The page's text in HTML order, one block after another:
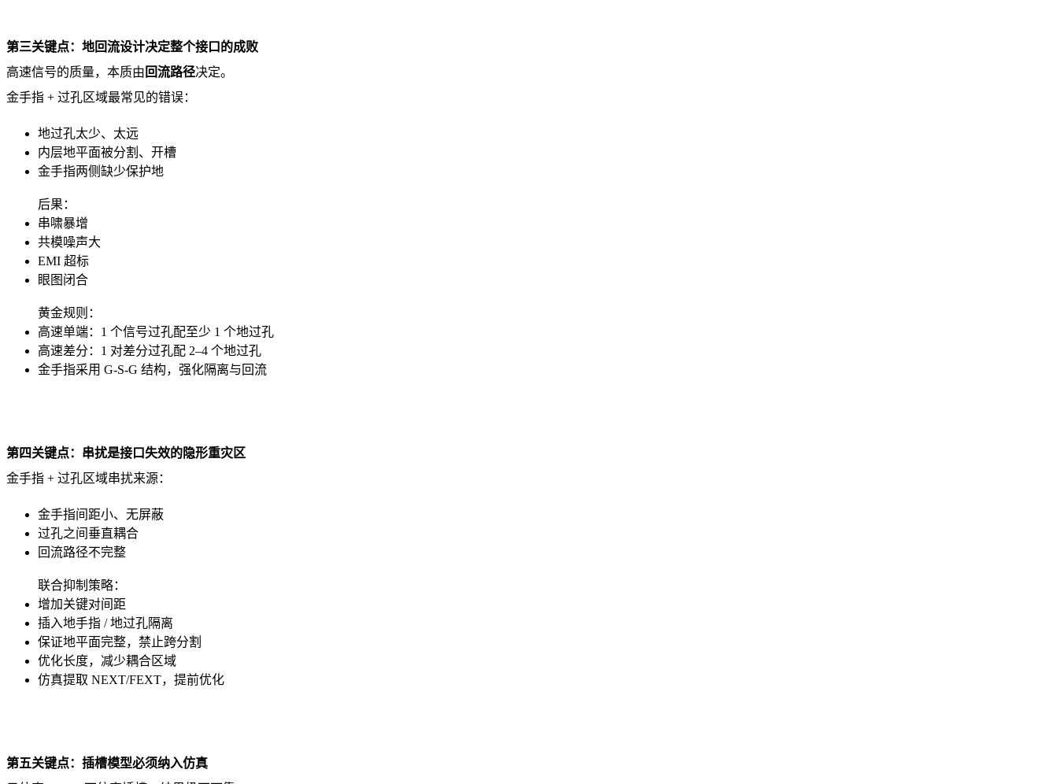
第三关键点：地回流设计决定整个接口的成败
高速信号的质量，本质由 回流路径决定。
金手指 + 过孔区域最常见的错误：
地过孔太少、太远
内层地平面被分割、开槽
金手指两侧缺少保护地
后果：
串啸暴增
共模噪声大
EMI 超标
眼图闭合
黄金规则：
高速单端：1 个信号过孔配至少 1 个地过孔
高速差分：1 对差分过孔配 2–4 个地过孔
金手指采用 G-S-G 结构，强化隔离与回流
第四关键点：串扰是接口失效的隐形重灾区
金手指 + 过孔区域串扰来源：
金手指间距小、无屏蔽
过孔之间垂直耦合
回流路径不完整
联合抑制策略：
增加关键对间距
插入地手指 / 地过孔隔离
保证地平面完整，禁止跨分割
优化长度，减少耦合区域
仿真提取 NEXT/FEXT，提前优化
第五关键点：插槽模型必须纳入仿真